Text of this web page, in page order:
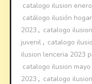
catalogo ilusion
catálogo ilusión
2023 , catalogo
juvenil , catalogo
ilusion lenceria 2023
catalogo ilusion mayo
2023 , catalogo